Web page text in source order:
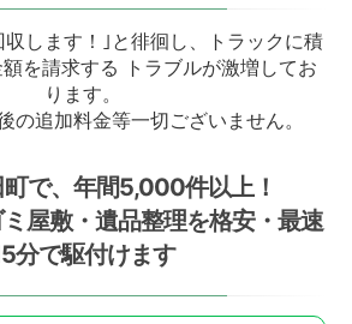
収します！｣と徘徊し、トラックに積
を請求する トラブルが激増してお
ります。
の追加料金等一切ございません。
で、年間5,000件以上！
屋敷・遺品整理を格安・最速
分で駆付けます